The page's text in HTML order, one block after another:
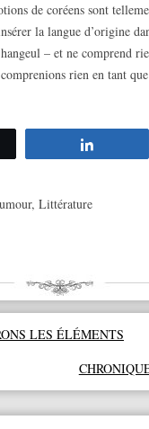
de coréens sont
la langue d’origine
– et ne comprend
rien en tant
, Littérature
LES ÉLÉMENTS